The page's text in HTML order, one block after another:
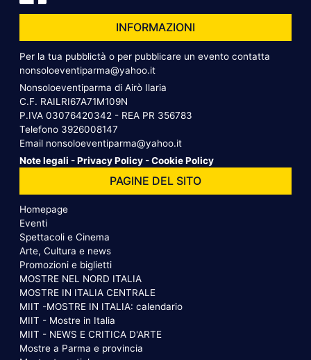
INFORMAZIONI
Per la tua pubblictà o per pubblicare un evento contatta
nonsoloeventiparma@yahoo.it
Nonsoloeventiparma di Airò Ilaria
C.F. RAILRI67A71M109N
P.IVA 03076420342 - REA PR 356783
Telefono 3926008147
Email nonsoloeventiparma@yahoo.it
Note legali -Privacy Policy -Cookie Policy
PAGINE DEL SITO
Homepage
Eventi
Spettacoli e Cinema
Arte, Cultura e news
Promozioni e biglietti
MOSTRE NEL NORD ITALIA
MOSTRE IN ITALIA CENTRALE
MIIT -MOSTRE IN ITALIA: calendario
MIIT - Mostre in Italia
MIIT - NEWS E CRITICA D'ARTE
Mostre a Parma e provincia